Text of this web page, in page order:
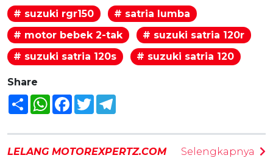
# suzuki rgr150
# satria lumba
# motor bebek 2-tak
# suzuki satria 120r
# suzuki satria 120s
# suzuki satria 120
Share
Share WhatsAppFacebook
Twitter
LELANG MOTOREXPERTZ.COM Selengkapnya